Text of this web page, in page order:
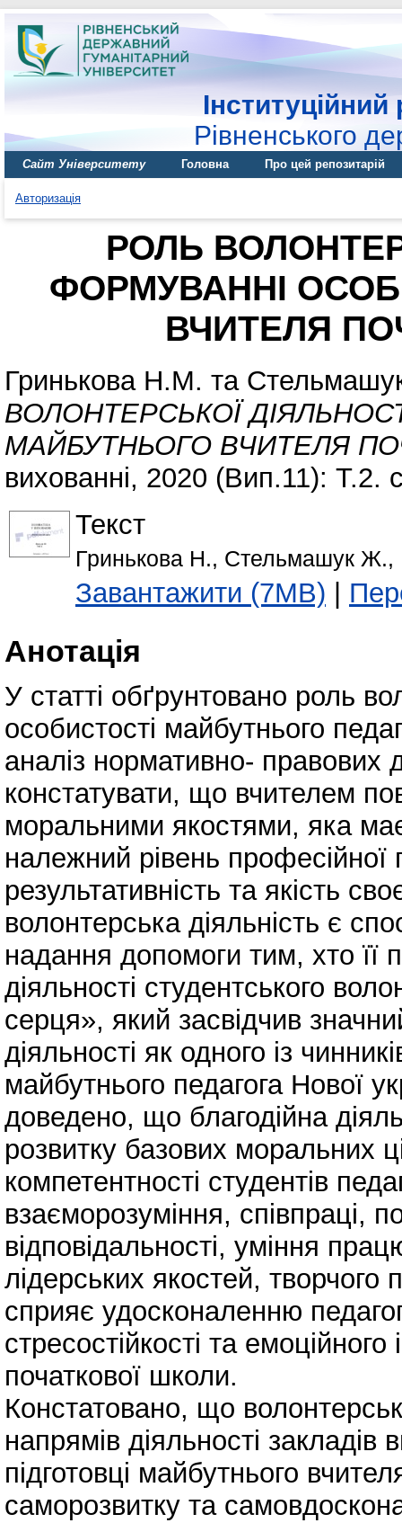
Інституційний
Рівненського
Сайт Університету Головна Про цей репозитарій
Авторизація
РОЛЬ
ФОРМУВАННІ
ВЧИТЕЛЯ
Гринькова Н.М. та
ВОЛОНТЕРСЬКОЇ
МАЙБУТНЬОГО ВЧИТЕЛЯ
вихованні, 2020 (Вип.11): Т.2.
Текст
Гринькова Н., Стельмашук Ж.,
Завантажити (7MB) |
Анотація
У статті обґрунтовано роль
особистості майбутнього
аналіз нормативно- правових
констатувати, що вчителем
моральними якостями, яка має
належний рівень професійної
результативність та якість
волонтерська діяльність є
надання допомоги тим, хто її
діяльності студентського
серця», який засвідчив
діяльності як одного із
майбутнього педагога Нової
доведено, що благодійна
розвитку базових моральних
компетентності студентів
взаєморозуміння, співпраці,
відповідальності, уміння
лідерських якостей, творчого
сприяє удосконаленню
стресостійкості та
початкової школи.
Констатовано, що
напрямів діяльності закладів
підготовці майбутнього
саморозвитку та